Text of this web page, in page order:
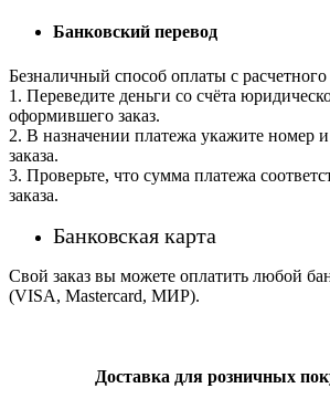
Банковский перевод
Безналичный способ оплаты с расчетного
1. Переведите деньги со счёта
оформившего заказ.
2. В назначении платежа укажите номер
заказа.
3. Проверьте, что сумма платежа
заказа.
Банковская карта
Свой заказ вы можете оплатить любой
(VISA, Mastercard, МИР).
Доставка для розничных